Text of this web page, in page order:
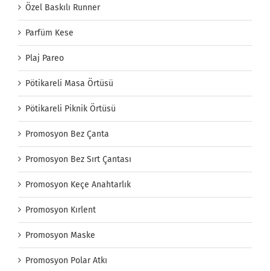
Özel Baskılı Runner
Parfüm Kese
Plaj Pareo
Pötikareli Masa Örtüsü
Pötikareli Piknik Örtüsü
Promosyon Bez Çanta
Promosyon Bez Sırt Çantası
Promosyon Keçe Anahtarlık
Promosyon Kırlent
Promosyon Maske
Promosyon Polar Atkı